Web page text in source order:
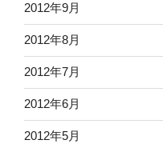
2012年9月
2012年8月
2012年7月
2012年6月
2012年5月